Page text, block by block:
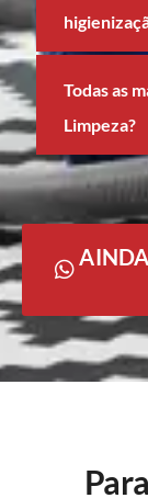
Todas as
Limpeza?